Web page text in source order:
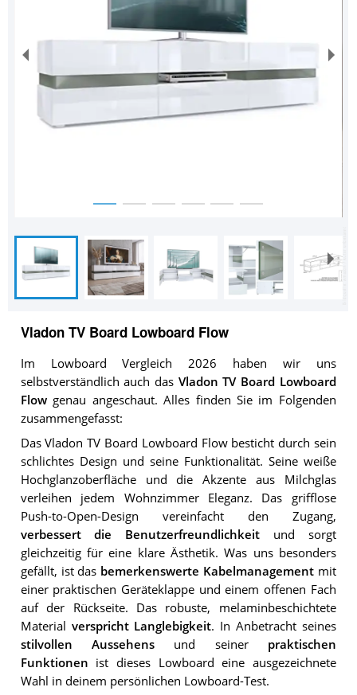
Vladon TV Board Lowboard Flow
Im Lowboard Vergleich 2026 haben wir uns
selbstverständlich auch das Vladon TV Board Lowboard
Flowgenau angeschaut. Alles finden Sie im Folgenden
zusammengefasst:
Das Vladon TV Board Lowboard Flow besticht durch sein
schlichtes Design und seine Funktionalität. Seine weiße
Hochglanzoberfläche und die Akzente aus Milchglas
verleihen jedem Wohnzimmer Eleganz. Das grifflose
Push-to-Open-Design vereinfacht den Zugang,
verbessert die Benutzerfreundlichkeit und sorgt
gleichzeitig für eine klare Ästhetik. Was uns besonders
gefällt, ist das bemerkenswerte Kabelmanagement mit
einer praktischen Geräteklappe und einem offenen Fach
auf der Rückseite. Das robuste, melaminbeschichtete
Material verspricht Langlebigkeit. In Anbetracht seines
stilvollen Aussehensund seiner praktischen
Funktionen ist dieses Lowboard eine ausgezeichnete
Wahl in deinem persönlichen Lowboard-Test.